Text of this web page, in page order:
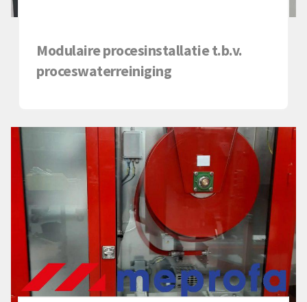
Modulaire procesinstallatie t.b.v.
proceswaterreiniging